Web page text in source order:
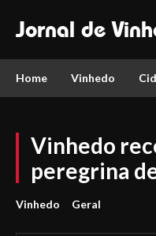
Jornal de
Home Vinhedo
Vinhedo
peregrina
Vinhedo Geral